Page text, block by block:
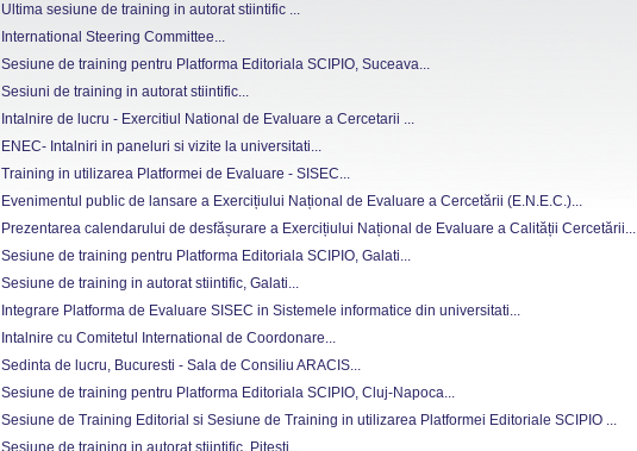
Ultima sesiune de training in autorat stiintific ...
International Steering Committee...
Sesiune de training pentru Platforma Editoriala SCIPIO, Suceava...
Sesiuni de training in autorat stiintific...
Intalnire de lucru - Exercitiul National de Evaluare a Cercetarii ...
ENEC- Intalniri in paneluri si vizite la universitati...
Training in utilizarea Platformei de Evaluare - SISEC...
Evenimentul public de lansare a Exercițiului Național de Evaluare a Cercetării (E.N.E.C.)...
Prezentarea calendarului de desfășurare a Exercițiului Național de Evaluare a Calității Cercetării...
Sesiune de training pentru Platforma Editoriala SCIPIO, Galati...
Sesiune de training in autorat stiintific, Galati...
Integrare Platforma de Evaluare SISEC in Sistemele informatice din universitati...
Intalnire cu Comitetul International de Coordonare...
Sedinta de lucru, Bucuresti - Sala de Consiliu ARACIS...
Sesiune de training pentru Platforma Editoriala SCIPIO, Cluj-Napoca...
Sesiune de Training Editorial si Sesiune de Training in utilizarea Platformei Editoriale SCIPIO ...
Sesiune de training in autorat stiintific, Pitesti...